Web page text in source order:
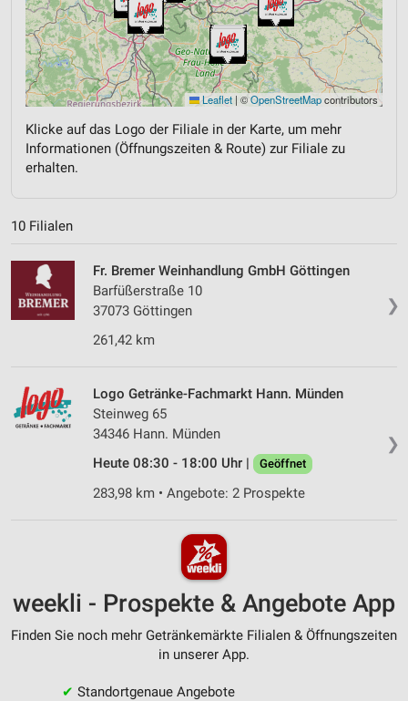
Leaflet | ©OpenStreetMapcontributors
Klicke auf das Logo der Filiale in der Karte, um mehr
Informationen (Öffnungszeiten & Route) zur Filiale zu
erhalten.
10 Filialen
❯
Fr. Bremer Weinhandlung GmbH Göttingen
Barfüßerstraße 10
37073 Göttingen
261,42 km
❯
Logo Getränke-Fachmarkt Hann. Münden
Steinweg 65
34346 Hann. Münden
Heute 08:30 - 18:00 Uhr |
Geöffnet
283,98 km • Angebote: 2 Prospekte
weekli - Prospekte & Angebote App
Finden Sie noch mehr Getränkemärkte Filialen & Öffnungszeiten
in unserer App.
✔ Standortgenaue Angebote